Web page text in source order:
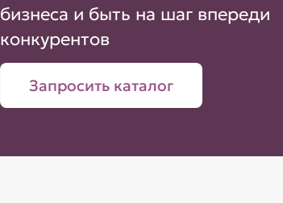
бизнеса и быть на шаг впереди
конкурентов
Запросить каталог